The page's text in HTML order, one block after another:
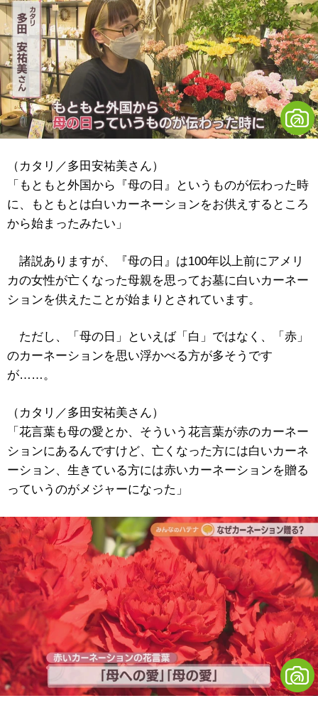
（カタリ／多田安祐美さん）
「もともと外国から『母の日』というものが伝わった時
に、もともとは白いカーネーションをお供えするところ
から始まったみたい」
諸説ありますが、『母の日』は100年以上前にアメリ
カの女性が亡くなった母親を思ってお墓に白いカーネー
ションを供えたことが始まりとされています。
ただし、「母の日」といえば「白」ではなく、「赤」
のカーネーションを思い浮かべる方が多そうです
が……。
（カタリ／多田安祐美さん）
「花言葉も母の愛とか、そういう花言葉が赤のカーネー
ションにあるんですけど、亡くなった方には白いカーネ
ーション、生きている方には赤いカーネーションを贈る
っていうのがメジャーになった」